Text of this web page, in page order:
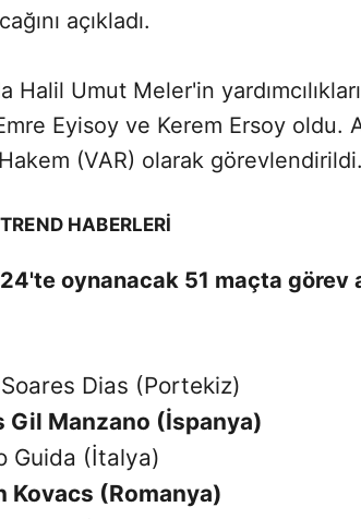
açıkladı.
Halil Umut Meler'in
Eyisoy ve Kerem Ersoy oldu.
Hakem (VAR) olarak görevlendirildi.
HABERLERI
DAKİKA
oynanacak 51 maçta görev
Dias (Portekiz)
Gil Manzano (İspanya)
Guida (İtalya)
Kovacs (Romanya)